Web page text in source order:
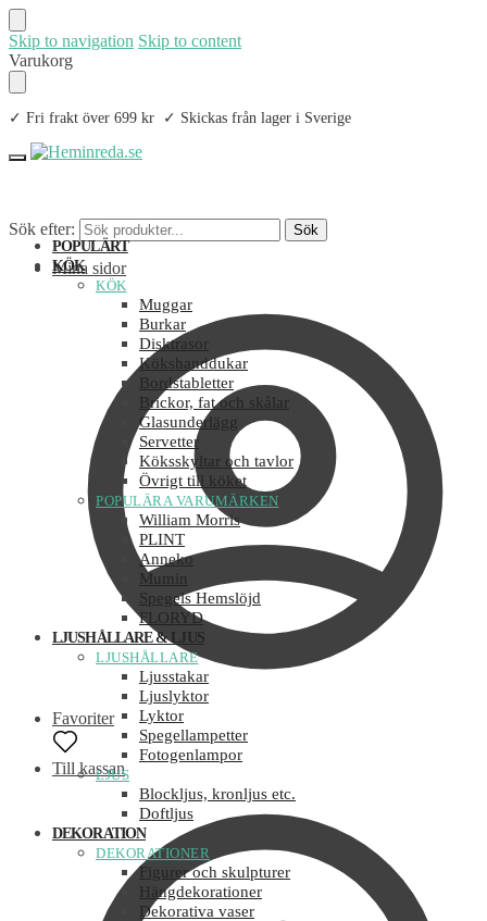
Skip to navigation Skip to content
Varukorg
✓ Fri frakt över 699 kr ✓ Skickas från lager i Sverige
Sök efter: Sök
Mina sidor
Favoriter
Till kassan
POPULÄRT
KÖK
KÖK
Muggar
Burkar
Disktrasor
Kökshanddukar
Bordstabletter
Brickor, fat och skålar
Glasunderlägg
Servetter
Köksskyltar och tavlor
Övrigt till köket
POPULÄRA VARUMÄRKEN
William Morris
PLINT
Anneko
Mumin
Spegels Hemslöjd
FLORYD
LJUSHÅLLARE & LJUS
LJUSHÅLLARE
Ljusstakar
Ljuslyktor
Lyktor
Spegellampetter
Fotogenlampor
LJUS
Blockljus, kronljus etc.
Doftljus
DEKORATION
DEKORATIONER
Figurer och skulpturer
Hängdekorationer
Dekorativa vaser